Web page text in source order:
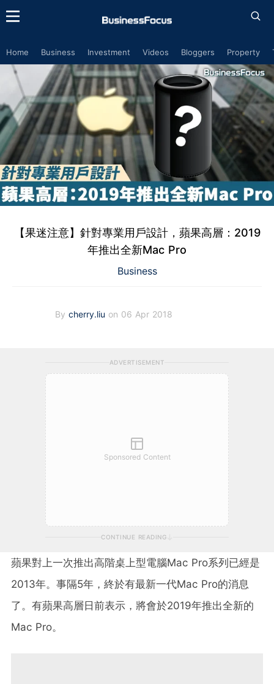
Home Business Investment Videos Bloggers Property
【果迷注意】針對專業用戶設計，蘋果高層：2019
年推出全新Mac Pro
Business
By cherry.liu on 06 Apr 2018
ADVERTISEMENT
Sponsored Content
CONTINUE READING
蘋果對上一次推出高階桌上型電腦Mac Pro系列已經是
2013年。事隔5年，終於有最新一代Mac Pro的消息
了。有蘋果高層日前表示，將會於2019年推出全新的
Mac Pro。